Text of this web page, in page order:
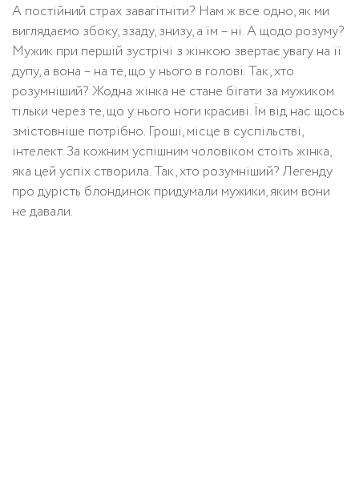
А постійний страх завагітніти? Нам ж все одно, як ми
виглядаємо збоку, ззаду, знизу, а їм – ні. А щодо розуму?
Мужик при першій зустрічі з жінкою звертає увагу на її
дупу, а вона – на те, що у нього в голові. Так, хто
розумніший? Жодна жінка не стане бігати за мужиком
тільки через те, що у нього ноги красиві. Їм від нас щось
змістовніше потрібно. Гроші, місце в суспільстві,
інтелект. За кожним успішним чоловіком стоїть жінка,
яка цей успіх створила. Так, хто розумніший? Легенду
про дурість блондинок придумали мужики, яким вони
не давали.